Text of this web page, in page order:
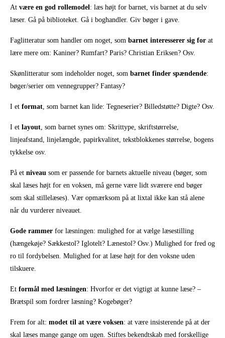
At være en god rollemodel : læs højt for barnet, vis barnet at du selv
læser. Gå på biblioteket. Gå i boghandler. Giv bøger i gave.
Faglitteratur som handler om noget, som barnet interesserer sig for at
lære mere om: Kaniner? Rumfart? Paris? Christian Eriksen? Osv.
Skønlitteratur som indeholder noget, som barnet finder spændende:
bøger/serier om vennegrupper? Fantasy?
I et format , som barnet kan lide: Tegneserier? Billedstøtte? Digte? Osv.
I et layout , som barnet synes om: Skrittype, skriftstørrelse,
linjeafstand, linjelængde, papirkvalitet, tekstblokkenes størrelse, bogens
tykkelse osv.
På et niveau som er passende for barnets aktuelle niveau (bøger, som
skal læses højt for en voksen, må gerne være lidt sværere end bøger
som skal stillelæses). Vær opmærksom på at lixtal ikke kan stå alene
når du vurderer niveauet.
Gode rammer for læsningen: mulighed for at vælge læsestilling
(hængekøje? Sækkestol? Iglotelt? Lænestol? Osv.) Mulighed for fred og
ro til fordybelsen. Mulighed for at læse højt for den voksne uden
tilskuere.
Et formål med læsningen: Hvorfor er det vigtigt at kunne læse? –
Brætspil som fordrer læsning? Kogebøger?
Frem for alt: modet til at være voksen: at være insisterende på at der
skal læses mange gange om ugen. Stiftes bekendtskab med forskellige